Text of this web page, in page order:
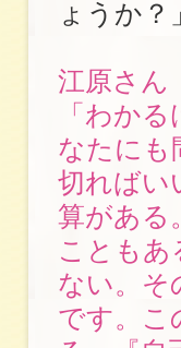
ょうか
江原さん
「わか
なたにも
切ればい
算がある
ことも
ない。そ
です。こ